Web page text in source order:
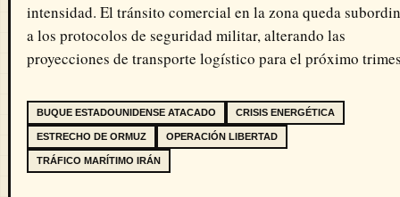
intensidad. El tránsito comercial en la zona queda
a los protocolos de seguridad militar, alterando las
proyecciones de transporte logístico para el próximo
BUQUE ESTADOUNIDENSE ATACADO CRISIS ENERGÉTICA
ESTRECHO DE ORMUZ OPERACIÓN LIBERTAD
TRÁFICO MARÍTIMO IRÁN